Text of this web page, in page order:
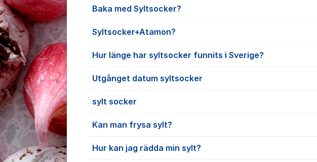
Baka med Syltsocker?
Syltsocker+Atamon?
Hur länge har syltsocker funnits i Sverige?
Utgånget datum syltsocker
sylt socker
Kan man frysa sylt?
Hur kan jag rädda min sylt?